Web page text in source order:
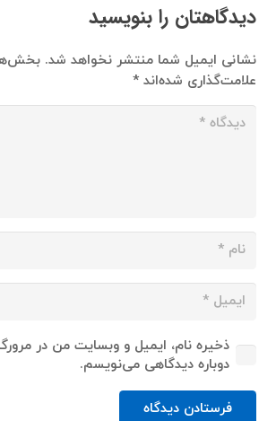
دیدگاهتان را بنویسید
نشانی ایمیل شما منتشر نخواهد شد.
علامت‌گذاری شده‌اند*
ذخیره نام، ایمیل و وبسایت من در
دوباره دیدگاهی می‌نویسم.
فرستادن دیدگاه